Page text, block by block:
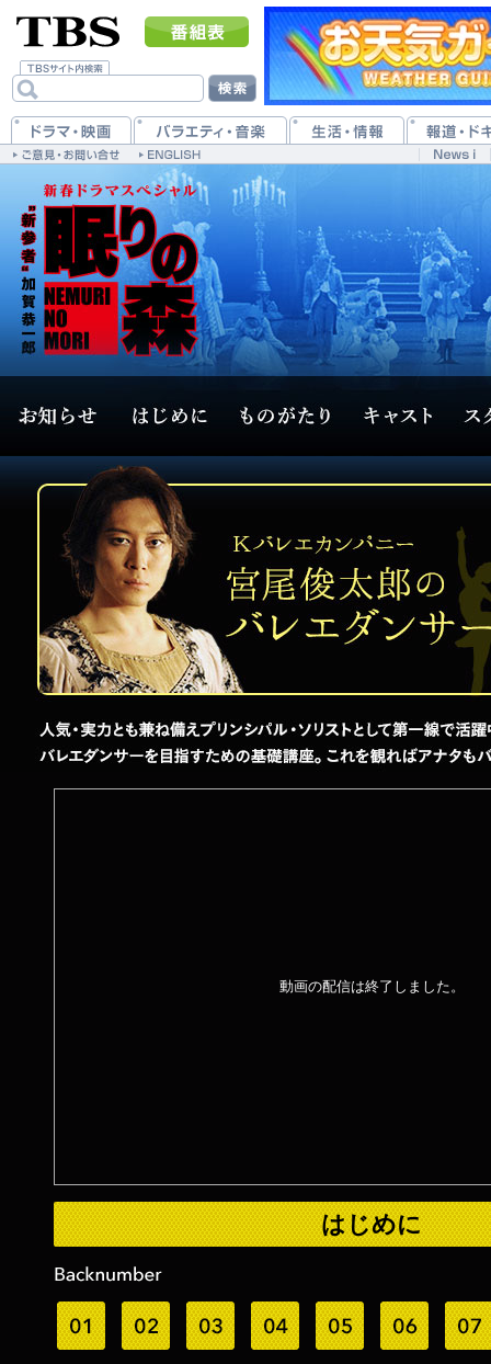
動画の配信は終了しました。
はじめに